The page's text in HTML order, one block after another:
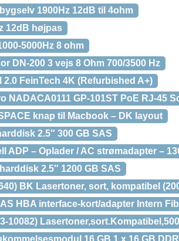
1900Hz 12dB til 4ohm
12dB højpas
5000Hz 8 ohm
DN-200 3 vejs 8 Ohm 700/3500 Hz
2.0 FeinTech 4K (Refurbished A+)
NADACA0111 GP-101ST PoE RJ-45
knap til Macbook – DK layout
2.5″ 300 GB SAS
ADP – Oplader / AC strømadapter –
2.5″ 1200 GB SAS
BK Lasertoner, sort, kompatibel
HBA interface-kort/adapter Intern
10082)
16 GB 1 x 16 GB